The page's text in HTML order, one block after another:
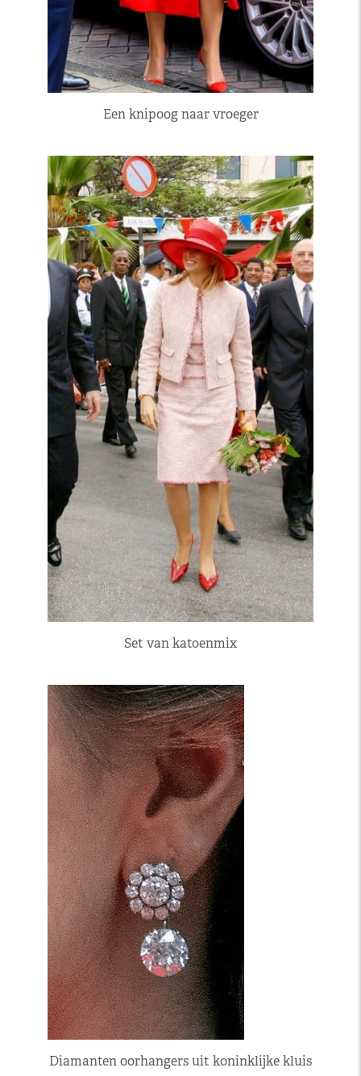
Een knipoog naar vroeger
Set van katoenmix
Diamanten oorhangers uit koninklijke kluis